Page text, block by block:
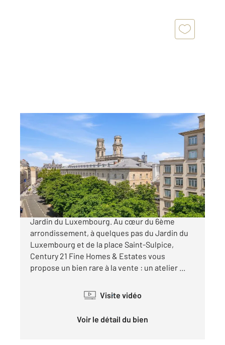
PARIS 75006
, 4 pièces
Ref : 585
Appartement T5 à vendre
1 590 000 €
Paris 6ème : rue Bonaparte - Saint-Sulpice -
Jardin du Luxembourg. Au cœur du 6ème
arrondissement, à quelques pas du Jardin du
Luxembourg et de la place Saint-Sulpice,
Century 21 Fine Homes & Estates vous
propose un bien rare à la vente : un atelier ...
Visite vidéo
Voir le détail du bien